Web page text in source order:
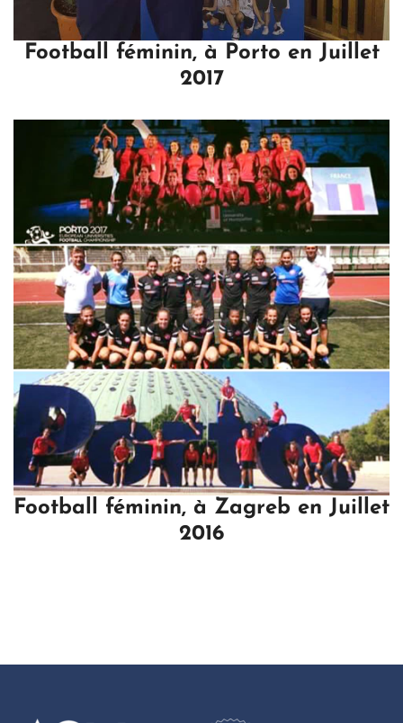
Football féminin, à Porto en Juillet
2017
Football féminin, à Zagreb en Juillet
2016